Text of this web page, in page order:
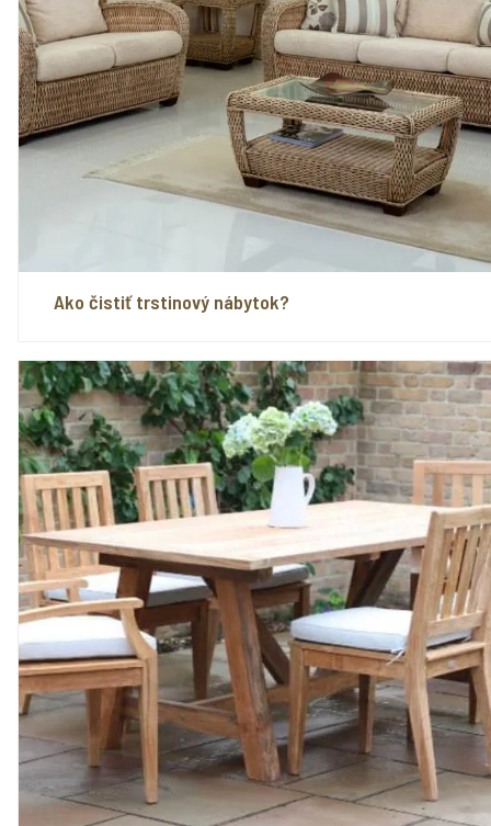
Ako čistiť trstinový nábytok?